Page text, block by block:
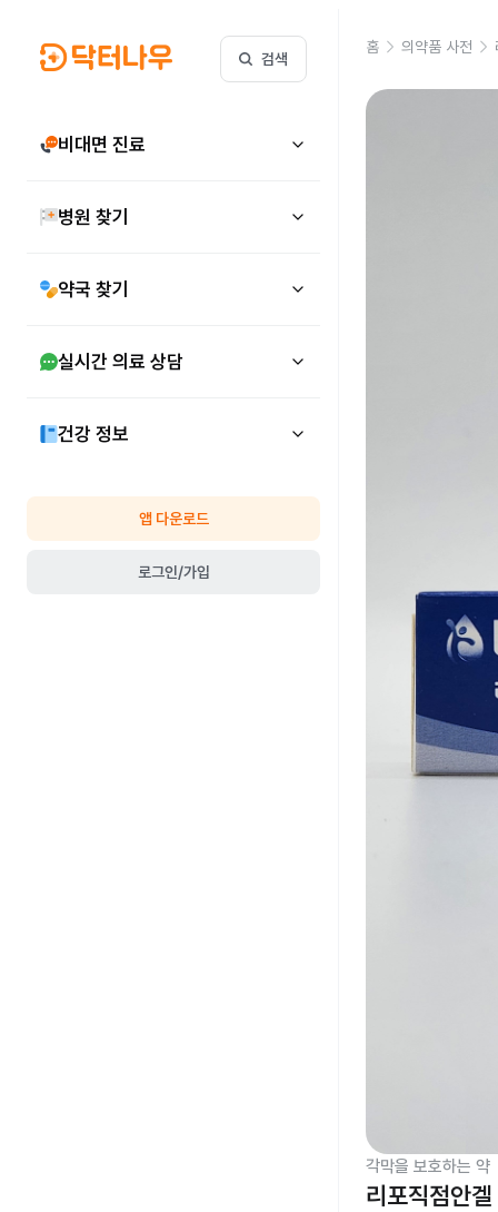
검색
비대면 진료
병원 찾기
약국 찾기
실시간 의료 상담
건강 정보
앱 다운로드
로그인/가입
홈 의약품 사전
각막을 보호하는 약
리포직점안